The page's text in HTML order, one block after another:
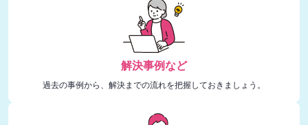
解決事例など
過去の事例から、解決までの流れを把握しておきましょう。